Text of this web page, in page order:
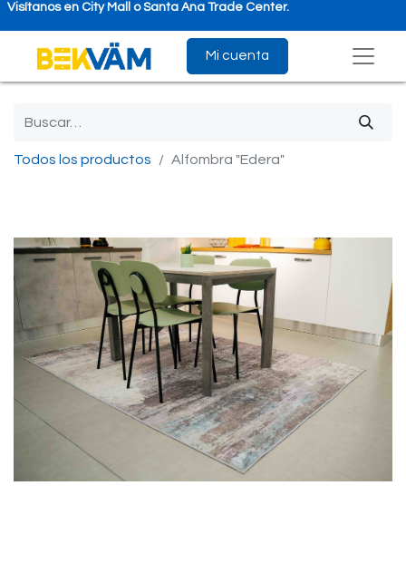
Visítanos en City Mall o Santa Ana Trade Center.
Mi cuenta
Todos los productos Alfombra "Edera"